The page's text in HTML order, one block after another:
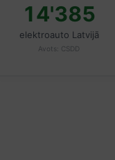
14'385
elektroauto Latvijā
Avots: CSDD